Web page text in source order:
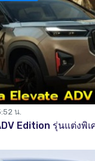
น.
Edition รุ่นแต่งพิ